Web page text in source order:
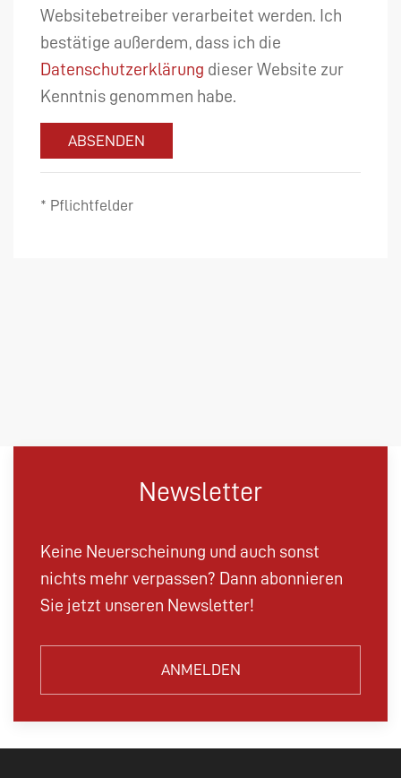
Websitebetreiber verarbeitet werden. Ich
bestätige außerdem, dass ich die
Datenschutzerklärung dieser Website zur
Kenntnis genommen habe.
ABSENDEN
* Pflichtfelder
Newsletter
Keine Neuerscheinung und auch sonst
nichts mehr verpassen? Dann abonnieren
Sie jetzt unseren Newsletter!
ANMELDEN